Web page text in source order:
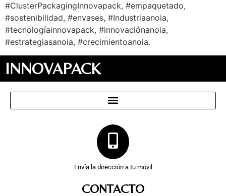
#ClusterPackagingInnovapack, #empaquetado,
#sostenibilidad, #envases, #Industriaanoia,
#tecnologíainnovapack, #innovaciónanoia,
#estrategiasanoia, #crecimientoanoia.
INNOVAPACK
Envía la dirección a tu móvil
CONTACTO